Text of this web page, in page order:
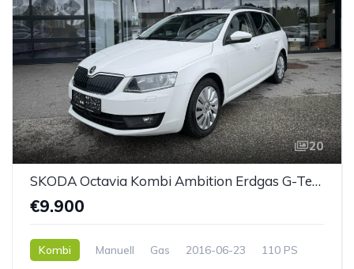
20
SKODA Octavia Kombi Ambition Erdgas G-Tec (CNG)
€9.900
Kombi Manuell Gas 2016-06-23
110 PS